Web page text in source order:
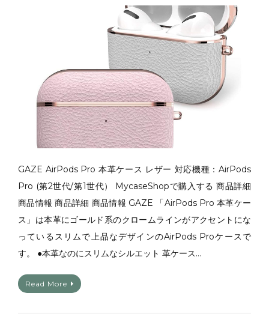
GAZE AirPods Pro 本革ケース レザー 対応機種：AirPods
Pro (第2世代/第1世代） MycaseShopで購入する 商品詳細
商品情報 商品詳細 商品情報 GAZE 「AirPods Pro 本革ケー
ス」は本革にゴールド系のクロームラインがアクセントにな
っているスリムで上品なデザインのAirPods Proケースで
す。 ●本革なのにスリムなシルエット 革ケース…
Read More